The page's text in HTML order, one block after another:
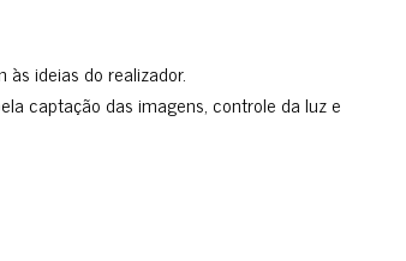
às ideias do realizador.
captação das imagens, controle da luz e